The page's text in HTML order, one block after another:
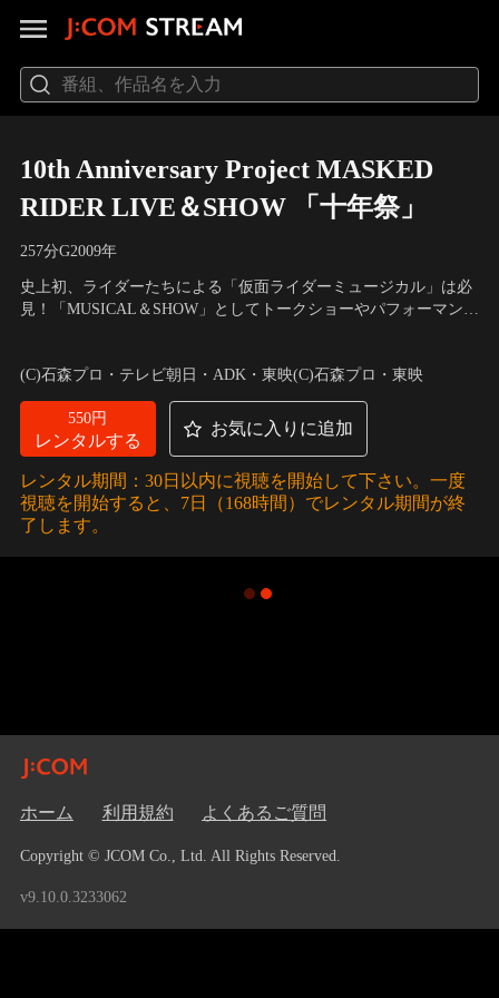
10th Anniversary Project MASKED
RIDER LIVE＆SHOW 「十年祭」
257分G2009年
史上初、ライダーたちによる「仮面ライダーミュージカル」は必
見！「MUSICAL＆SHOW」としてトークショーやパフォーマンス
(C)石森プロ・テレビ朝日・ADK・東映(C)石森プロ・東映
550円
レンタルする
お気に入りに追加
レンタル期間：30日以内に視聴を開始して下さい。一度
視聴を開始すると、7日（168時間）でレンタル期間が終
了します。
ホーム 利用規約 よくあるご質問
Copyright © JCOM Co., Ltd. All Rights Reserved.
v9.10.0.3233062